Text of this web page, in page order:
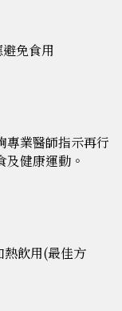
免食用
專業醫師指示再行
健康運動。
熱飲用(最佳方